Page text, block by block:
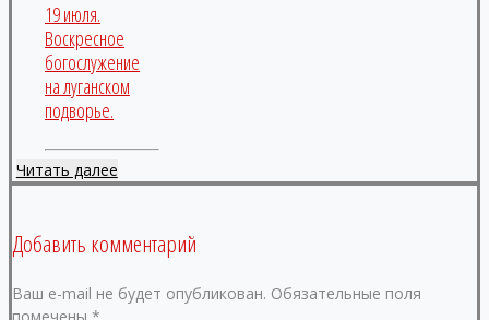
19 июля.
Воскресное
богослужение
на луганском
подворье.
Читать далее
Добавить комментарий
Ваш e-mail не будет опубликован. Обязательные поля